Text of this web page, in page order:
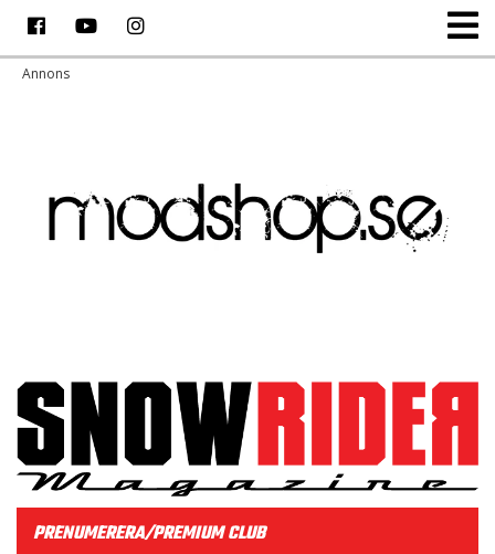
PRENUMERERA/PREMIUM CLUB